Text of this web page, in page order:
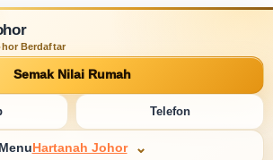
Berdaftar
Semak Nilai Rumah
Telefon
Menu Hartanah Johor